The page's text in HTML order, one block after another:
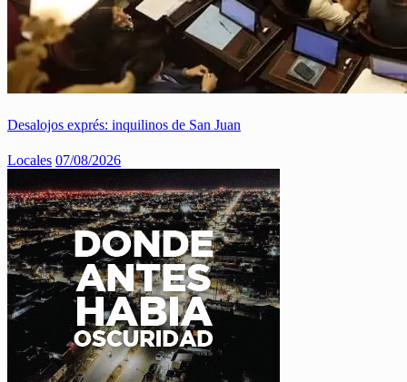
Desalojos exprés: inquilinos de San Juan
Locales 07/08/2026